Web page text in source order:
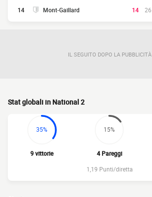
14 Mont-Gaillard 14 26
IL SEGUITO DOPO LA PUBBLICITÀ
Stat globali in National 2
35%
9 vittorie
15%
4 Pareggi
1,19 Punti/diretta